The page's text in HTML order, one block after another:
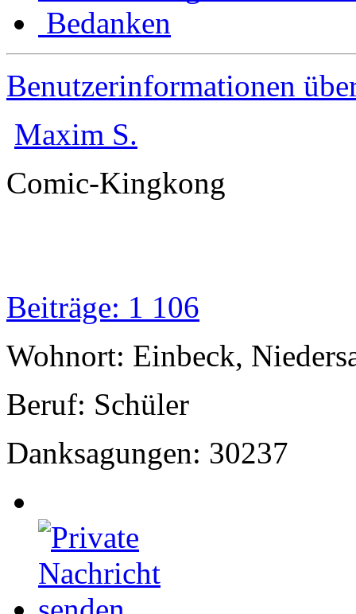
Bedanken
Benutzerinformationen
Maxim S.
Comic-Kingkong
Beiträge: 1 106
Wohnort: Einbeck,
Beruf: Schüler
Danksagungen: 30237